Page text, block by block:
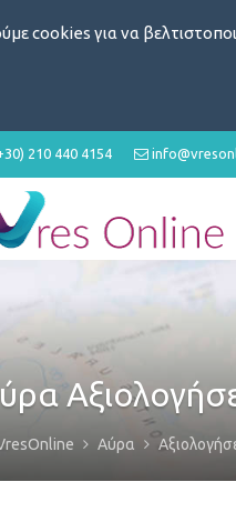
cookies για να
210 440 4154
Αύρα